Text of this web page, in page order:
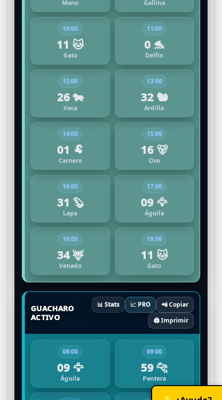
Mono Gallina
10:00
11 🐱
Gato
11:00
0 🐬
Delfín
12:00
26 🐄
Vaca
13:00
32 🐿️
Ardilla
14:00
01 🐏
Carnero
15:00
16 🐻
Oso
16:00
31 🦫
Lapa
17:00
09 🦅
Águila
18:00
34 🦌
Venado
19:00
11 🐱
Gato
GUACHARO
ACTIVO
📊 Stats 📈 PRO
📲 Copiar
🖨️ Imprimir
08:00
09 🦅
Águila
09:00
59 🐆
Pantera